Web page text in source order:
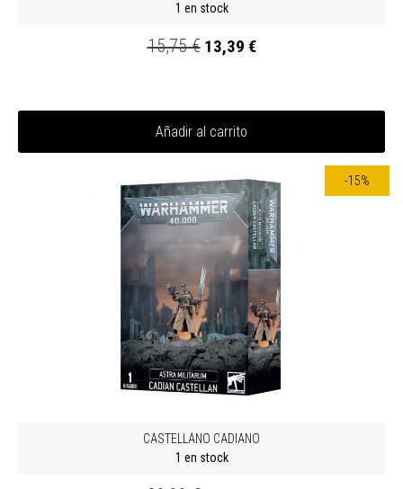
1 en stock
15,75 € 13,39 €
Añadir al carrito
-15%
CASTELLANO CADIANO
1 en stock